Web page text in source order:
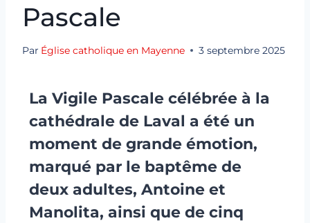
Pascale
Par Église catholique en Mayenne 3 septembre 2025
La Vigile Pascale célébrée à la
cathédrale de Laval a été un
moment de grande émotion,
marqué par le baptême de
deux adultes, Antoine et
Manolita, ainsi que de cinq